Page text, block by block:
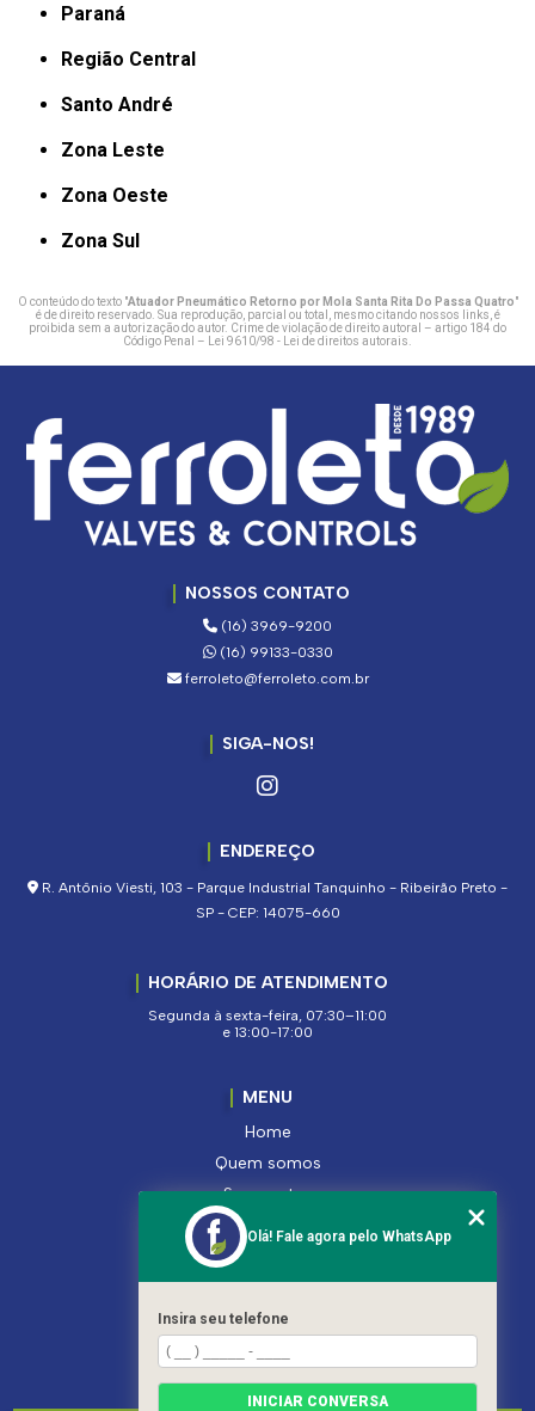
Paraná
Região Central
Santo André
Zona Leste
Zona Oeste
Zona Sul
O conteúdo do texto "Atuador Pneumático Retorno por Mola Santa Rita Do Passa Quatro"
é de direito reservado. Sua reprodução, parcial ou total, mesmo citando nossos links, é
proibida sem a autorização do autor. Crime de violação de direito autoral – artigo 184 do
Código Penal –
Lei 9610/98 - Lei de direitos autorais
NOSSOS CONTATO
(16) 3969-9200
(16) 99133-0330
ferroleto@ferroleto.com.br
SIGA-NOS!
ENDEREÇO
R. Antônio Viesti, 103 - Parque Industrial Tanquinho - Ribeirão Preto -
SP - CEP: 14075-660
HORÁRIO DE ATENDIMENTO
Segunda à sexta-feira, 07:30–11:00
e 13:00-17:00
MENU
Home
Quem somos
Segmentos
Serviços
Produtos
Contato
Categorias
Mapa do site
Olá! Fale agora pelo WhatsApp
Insira seu telefone
INICIAR CONVERSA